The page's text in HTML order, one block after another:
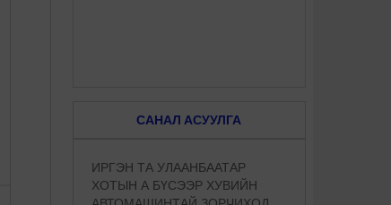
хөөрүүлбэл түлэгдэхгүй ба
устай өвөрмөц газрууд
САНАЛ АСУУЛГА
ИРГЭН ТА УЛААНБААТАР
ХОТЫН А БҮСЭЭР ХУВИЙН